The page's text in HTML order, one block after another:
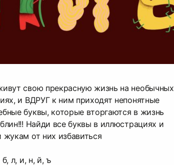
свою прекрасную жизнь на необычных
и ВДРУГ к ним приходят непонятные
буквы, которые вторгаются в жизнь
Найди все буквы в иллюстрациях и
жукам от них избавиться
б, л, и, н, й, ъ